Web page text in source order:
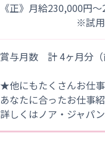
《正》月給230,000円
※試用期間
賞与月数 計 4ヶ月分（
★他にもたくさんお仕
あなたに合ったお仕事
詳しくはノア・ジャパ